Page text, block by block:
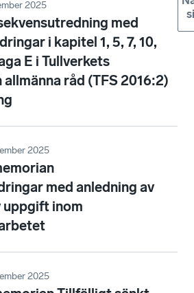
2025
med
i kapitel 1, 5, 7, 10,
E i Tullverkets
råd (TFS 2016:2)
2025
med anledning av
uppgift inom
2025